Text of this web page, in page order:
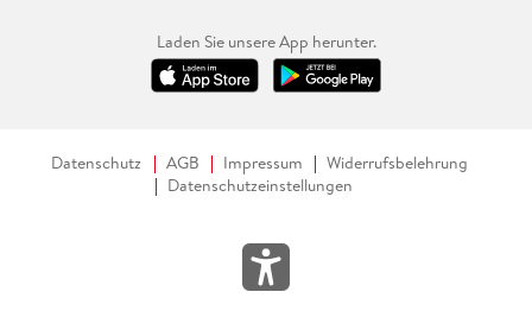
Laden Sie unsere App herunter.
Datenschutz AGB Impressum
Widerrufsbelehrung
Datenschutzeinstellungen